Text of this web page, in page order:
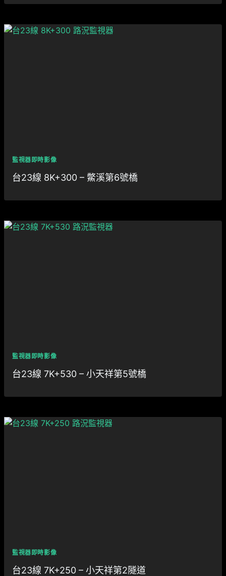
監視器即時影像
台23線 8K+300 – 鱉溪第6號橋
監視器即時影像
台23線 7K+530 – 小天祥第5號橋
監視器即時影像
台23線 7K+250 – 小天祥第2隧道